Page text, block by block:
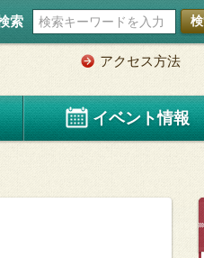
索
アクセス方法
イベント情報